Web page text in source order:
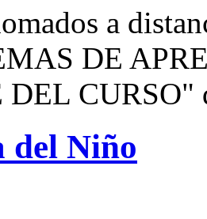
a
DE
CURSO"
del Niño